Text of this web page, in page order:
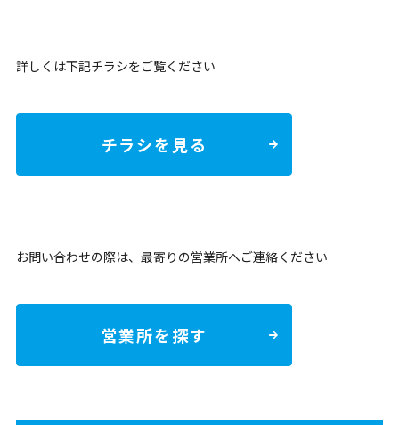
詳しくは下記チラシをご覧ください
チラシを見る
お問い合わせの際は、最寄りの営業所へご連絡ください
営業所を探す